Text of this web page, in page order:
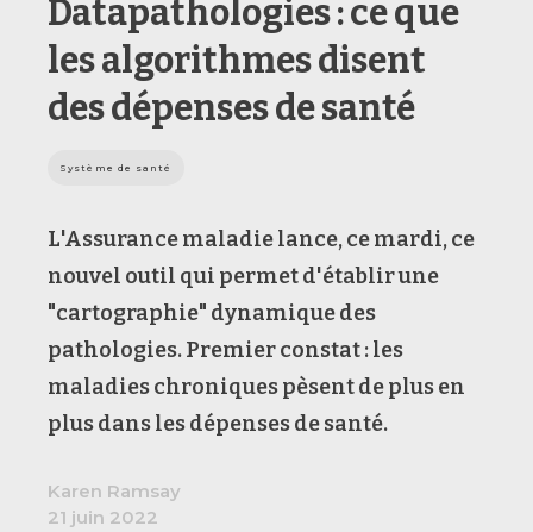
Datapathologies : ce que
les algorithmes disent
des dépenses de santé
Système de santé
L'Assurance maladie lance, ce mardi, ce
nouvel outil qui permet d'établir une
"cartographie" dynamique des
pathologies. Premier constat : les
maladies chroniques pèsent de plus en
plus dans les dépenses de santé.
Karen Ramsay
21 juin 2022